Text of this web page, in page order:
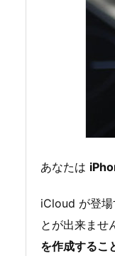
あなたは
iCloud が登場
とが出来ませ
を作成するこ